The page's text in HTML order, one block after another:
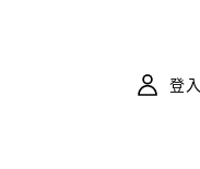
登入